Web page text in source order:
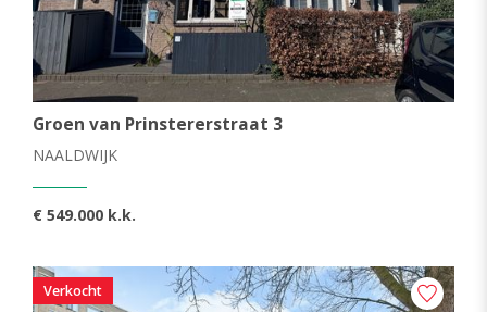
Groen van Prinstererstraat 3
NAALDWIJK
€ 549.000 k.k.
Verkocht